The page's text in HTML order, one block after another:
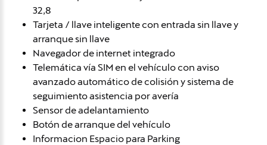
32,8
Tarjeta / llave inteligente con entrada sin llave y
arranque sin llave
Navegador de internet integrado
Telemática vía SIM en el vehículo con aviso
avanzado automático de colisión y sistema de
seguimiento asistencia por avería
Sensor de adelantamiento
Botón de arranque del vehículo
Informacion Espacio para Parking